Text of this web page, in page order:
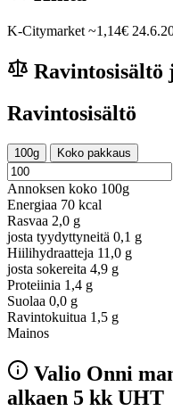
K-Citymarket ~1,14€
Ravintosisältö
100g Koko pakkaus
Annoksen koko 100g
Energiaa 70 kcal
Rasvaa 2,0 g
josta tyydyttyneitä 0,1 g
Hiilihydraatteja 11,0 g
josta sokereita 4,9 g
Proteiinia 1,4 g
Suolaa 0,0 g
Ravintokuitua 1,5 g
Mainos
Valio Onni
alkaen 5 kk UHT